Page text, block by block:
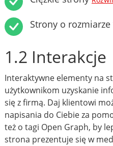
Strony o
1.2 Interakcje
Interaktywne elementy na
użytkownikom uzyskanie
się z firmą. Daj klientowi
napisania do Ciebie za
też o tagi Open Graph, by
strona prezentuje się w